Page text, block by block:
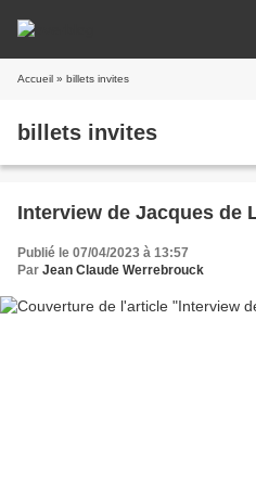
Accueil » billets invites
billets invites
Interview de Jacques de
Publié le 07/04/2023 à 13:57
Par Jean Claude Werrebrouck